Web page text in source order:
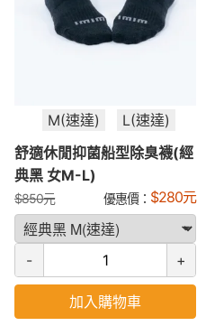
M(速達)
L(速達)
舒適休閒抑菌船型除臭襪(經
典黑 女M-L)
$850元 優惠價： $280元
- +
加入購物車